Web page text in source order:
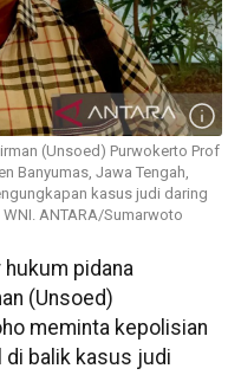
(Unsoed) Purwokerto Prof
Banyumas, Jawa Tengah,
kasus judi daring
ANTARA/Sumarwoto
hukum pidana
(Unsoed)
meminta kepolisian
di balik kasus judi